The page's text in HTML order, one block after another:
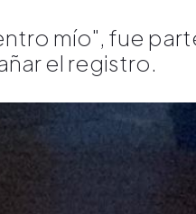
mío", fue
el registro.